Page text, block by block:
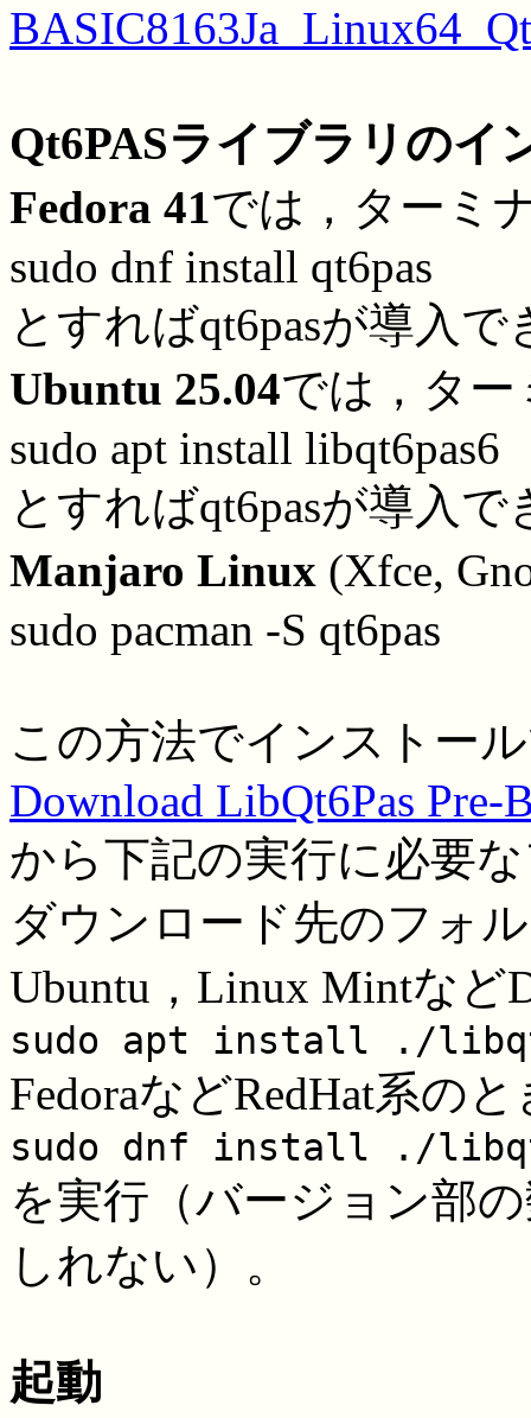
Qt6PASライブラリのイ
Fedora 41では，ターミ
sudo dnf install qt6pas
とすればqt6pasが導入で
Ubuntu 25.04では，タ
sudo apt install libqt6pas6
とすればqt6pasが導入で
Manjaro Linux (Xfce,
sudo pacman -S qt6pas
この方法でインストー
Download LibQt6Pas Pre-
から下記の実行に必要
ダウンロード先のフォ
Ubuntu，Linux Mintなど
sudo apt install ./
FedoraなどRedHat系の
sudo dnf install ./
を実行（バージョン部
しれない）。
起動